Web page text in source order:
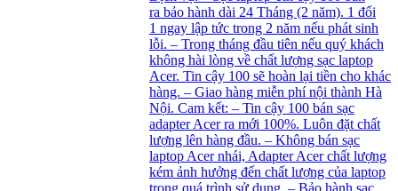
ra bảo hành dài 24 Tháng (2 năm). 1 đổi
1 ngay lập tức trong 2 năm nếu phát sinh
lỗi. – Trong tháng đầu tiên nếu quý khách
không hài lòng về chất lượng sạc laptop
Acer. Tin cậy 100 sẽ hoàn lại tiền cho khác
hàng. – Giao hàng miễn phí nội thành Hà
Nội. Cam kết: – Tin cậy 100 bán sạc
adapter Acer ra mới 100%. Luôn đặt chất
lượng lên hàng đầu. – Không bán sạc
laptop Acer nhái, Adapter Acer chất lượng
kém ảnh hưởng đến chất lượng của laptop
trong quá trình sử dụng. – Bảo hành sạc